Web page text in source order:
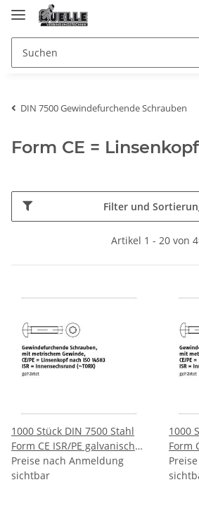
DIN 7500 Gewindefurchende Schrauben
Form CE =
Filter und
Artikel 1 - 20 von
1000 Stück DIN 7500 Stahl
Form CE ISR/PE galvanisch
verzinkt Gewindefurchende
Schrauben ISR metr.
Preise nach Anmeldung
sichtbar
1000
Form